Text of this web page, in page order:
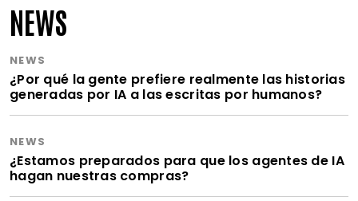
NEWS
NEWS
¿Por qué la gente prefiere realmente las historias
generadas por IA a las escritas por humanos?
NEWS
¿Estamos preparados para que los agentes de IA
hagan nuestras compras?